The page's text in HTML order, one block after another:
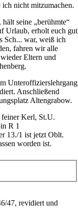
ich nicht mitzumachen.
hält seine
berühmte
Urlaub, erholt euch gut
Sch... war, weiß ich
fahren wir alle
Eltern und
Unteroffizierslehrgang
Anschließend
Altengrabow.
Kerl, St.U.
R 1
13./1 ist jetzt Oblt.
worden ist.
47, revidiert und